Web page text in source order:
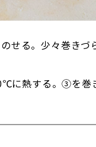
せる。少々巻きづ
に熱する。③を巻